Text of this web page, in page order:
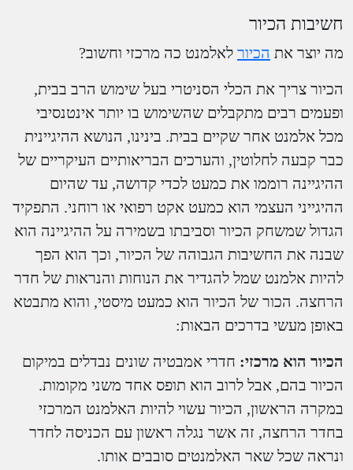
חשיבות הכיור
מה יוצר את הכיור לאלמנט כה מרכזי וחשוב?
הכיור צריך את הכלי הסניטרי בעל שימוש הרב בבית,
ופעמים רבים מתקבלים שהשימוש בו יותר אינטנסיבי
מכל אלמנט אחר שקיים בבית. בינינו, הנושא ההיגיינית
כבר קבעה לחלוטין, והערכים הבריאותיים העיקריים של
ההיגיינה רוממו את כמעט לכדי קדושה, עד שהיום
ההיגייני העצמי הוא כמעט אקט רפואי או רוחני. התפקיד
הגדול שמשחק הכיור וסביבתו בשמירה על ההיגיינה הוא
שבנה את החשיבות הגבוהה של הכיור, וכך הוא הפך
להיות אלמנט שמל להגדיר את הנוחות והנראות של חדר
הרחצה. הכור של הכיור הוא כמעט מיסטי, והוא מתבטא
באופן מעשי בדרכים הבאות:
הכיור הוא מרכזי: חדרי אמבטיה שונים נבדלים במיקום
הכיור בהם, אבל לרוב הוא תופס אחד משני מקומות.
במקרה הראשון, הכיור עשוי להיות האלמנט המרכזי
בחדר הרחצה, זה אשר נגלה ראשון עם הכניסה לחדר
ונראה שכל שאר האלמנטים סובבים אותו.